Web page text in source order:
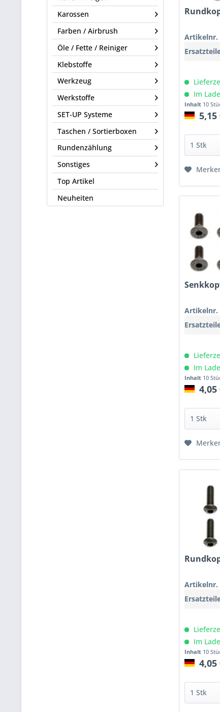
Karossen
Farben / Airbrush
Öle / Fette / Reiniger
Klebstoffe
Werkzeug
Werkstoffe
SET-UP Systeme
Taschen / Sortierboxen
Rundenzählung
Sonstiges
Top Artikel
Neuheiten
Artikelnr.
Im
Inhalt 10
Artikelnr.
Im
Inhalt 10
Artikelnr.
Im
Inhalt 10